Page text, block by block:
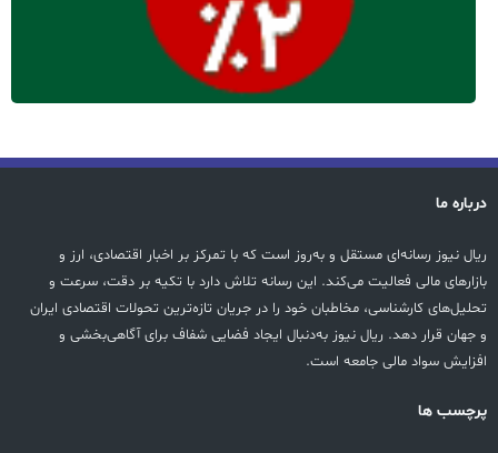
درباره ما
ریال نیوز رسانه‌ای مستقل و به‌روز است که با تمرکز بر اخبار اقتصادی، ارز و
بازارهای مالی فعالیت می‌کند. این رسانه تلاش دارد با تکیه بر دقت، سرعت و
تحلیل‌های کارشناسی، مخاطبان خود را در جریان تازه‌ترین تحولات اقتصادی ایران
و جهان قرار دهد. ریال نیوز به‌دنبال ایجاد فضایی شفاف برای آگاهی‌بخشی و
افزایش سواد مالی جامعه است.
پرچسب ها